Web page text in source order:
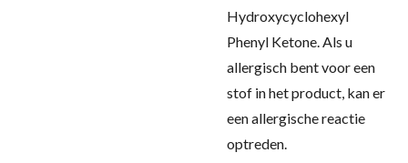
Hydroxycyclohexyl
Phenyl Ketone. Als u
allergisch bent voor een
stof in het product, kan er
een allergische reactie
optreden.